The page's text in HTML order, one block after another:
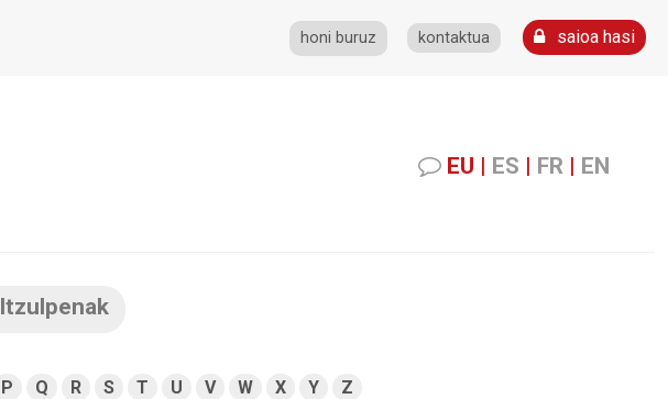
honi buruz kontaktua saioa hasi
EU | ES | FR | EN
Itzulpenak
P Q R S T U V W X Y Z